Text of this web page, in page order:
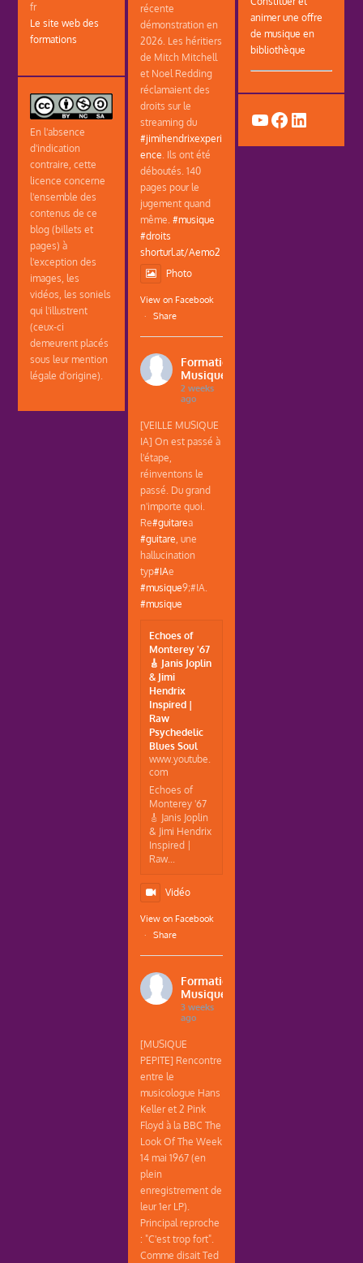
fr
Le site web des
formations
En l'absence
d'indication
contraire, cette
licence concerne
l'ensemble des
contenus de ce
blog (billets et
pages) à
l'exception des
images, les
vidéos, les soniels
qui l'illustrent
(ceux-ci
demeurent placés
sous leur mention
légale d'origine).
récente
démonstration en
2026. Les héritiers
de Mitch Mitchell
et Noel Redding
réclamaient des
droits sur le
streaming du
#jimihendrixexperi
ence. Ils ont été
déboutés. 140
pages pour le
jugement quand
même.#musique
#droits
shorturl.at/Aemo2
Photo
View on Facebook
·
Share
Formations
Musique
2 weeks
ago
[VEILLE MUSIQUE
IA] On est passé à
l'étape,
réinventons le
passé. Du grand
n'importe quoi.
Re#guitarea
#guitare, une
hallucination
typ#IAe
#musique9;#IA.
#musique
Echoes of
Monterey '67
🎸 Janis Joplin
& Jimi
Hendrix
Inspired |
Raw
Psychedelic
Blues Soul
www.youtube.
com
Echoes of
Monterey '67
🎸 Janis Joplin
& Jimi Hendrix
Inspired |
Raw...
Vidéo
View on Facebook
·
Share
Formations
Musique
3 weeks
ago
[MUSIQUE
PEPITE] Rencontre
entre le
musicologue Hans
Keller et 2 Pink
Floyd à la BBC The
Look Of The Week
14 mai 1967 (en
plein
enregistrement de
leur 1er LP).
Principal reproche
: "C'est trop fort".
Comme disait Ted
animer une offre
de musique en
bibliothèque
YouTube
Facebook
LinkedIn